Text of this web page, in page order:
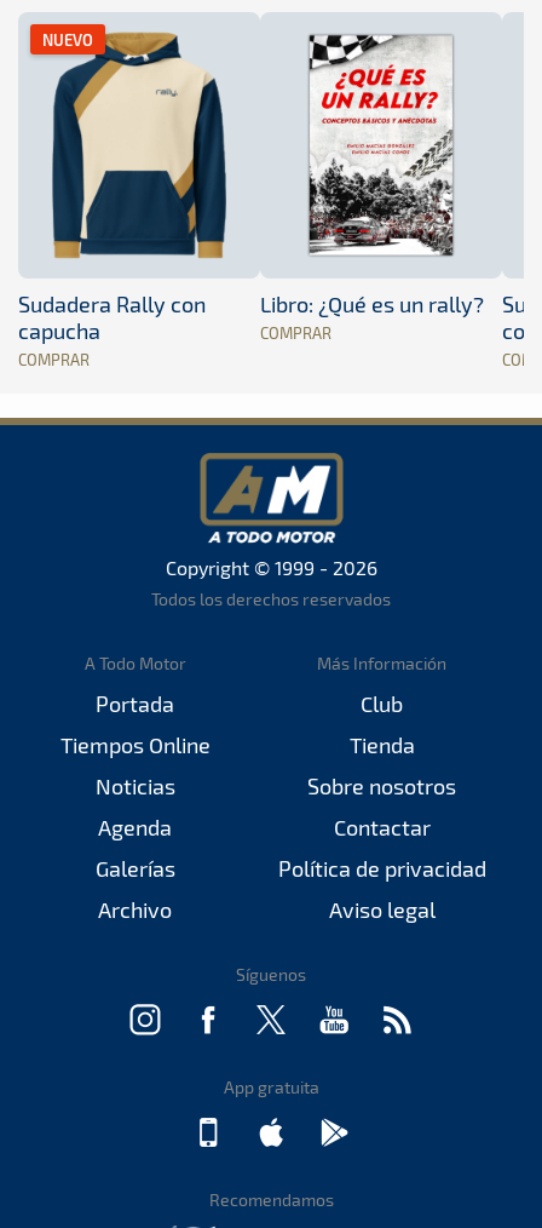
NUEVO
Sudadera Rally con
capucha
COMPRAR
Libro: ¿Qué es un rally?
COMPRAR
Copyright © 1999 - 2026
Todos los derechos reservados
A Todo Motor
Portada
Tiempos Online
Noticias
Agenda
Galerías
Archivo
Más Información
Club
Tienda
Sobre nosotros
Contactar
Política de privacidad
Aviso legal
Síguenos
App gratuita
Recomendamos